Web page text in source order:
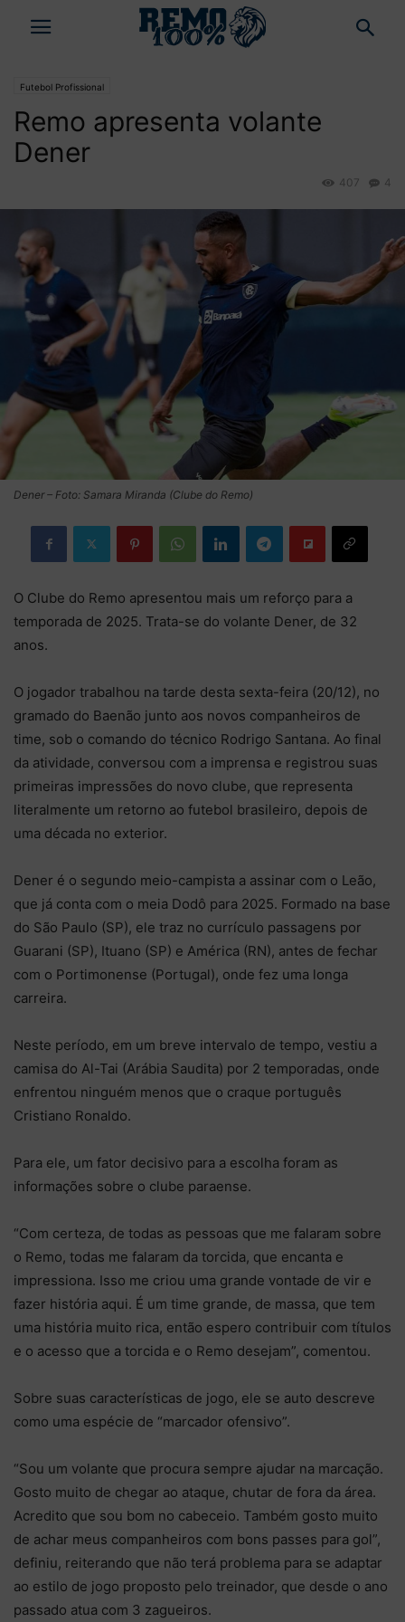
Futebol Profissional
Remo apresenta volante
Dener
4
407
Dener – Foto: Samara Miranda (Clube do Remo)
O Clube do Remo apresentou mais um reforço para a
temporada de 2025. Trata-se do volante Dener, de 32
anos.
O jogador trabalhou na tarde desta sexta-feira (20/12), no
gramado do Baenão junto aos novos companheiros de
time, sob o comando do técnico Rodrigo Santana. Ao final
da atividade, conversou com a imprensa e registrou suas
primeiras impressões do novo clube, que representa
literalmente um retorno ao futebol brasileiro, depois de
uma década no exterior.
Dener é o segundo meio-campista a assinar com o Leão,
que já conta com o meia Dodô para 2025. Formado na base
do São Paulo (SP), ele traz no currículo passagens por
Guarani (SP), Ituano (SP) e América (RN), antes de fechar
com o Portimonense (Portugal), onde fez uma longa
carreira.
Neste período, em um breve intervalo de tempo, vestiu a
camisa do Al-Tai (Arábia Saudita) por 2 temporadas, onde
enfrentou ninguém menos que o craque português
Cristiano Ronaldo.
Para ele, um fator decisivo para a escolha foram as
informações sobre o clube paraense.
“Com certeza, de todas as pessoas que me falaram sobre
o Remo, todas me falaram da torcida, que encanta e
impressiona. Isso me criou uma grande vontade de vir e
fazer história aqui. É um time grande, de massa, que tem
uma história muito rica, então espero contribuir com títulos
e o acesso que a torcida e o Remo desejam”, comentou.
Sobre suas características de jogo, ele se auto descreve
como uma espécie de “marcador ofensivo”.
“Sou um volante que procura sempre ajudar na marcação.
Gosto muito de chegar ao ataque, chutar de fora da área.
Acredito que sou bom no cabeceio. Também gosto muito
de achar meus companheiros com bons passes para gol”,
definiu, reiterando que não terá problema para se adaptar
ao estilo de jogo proposto pelo treinador, que desde o ano
passado atua com 3 zagueiros.